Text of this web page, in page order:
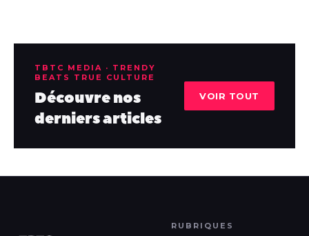
TBTC MEDIA · TRENDY
BEATS TRUE CULTURE
Découvre nos
derniers articles
VOIR TOUT
RUBRIQUES